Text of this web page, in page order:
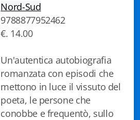
Nord-Sud
9788877952462
€. 14.00
Un'autentica autobiografia
romanzata con episodi che
mettono in luce il vissuto del
poeta, le persone che
conobbe e frequentò, sullo